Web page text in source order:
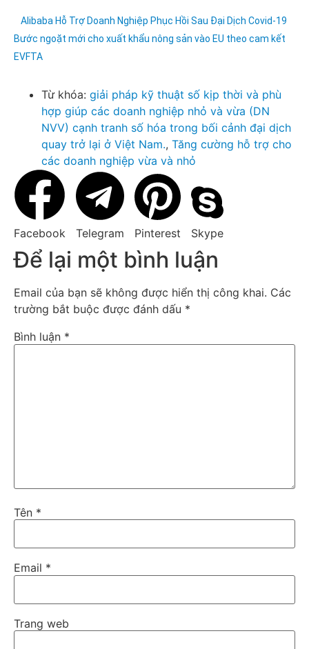
Alibaba Hỗ Trợ Doanh Nghiệp Phục Hồi Sau Đại Dịch Covid-19
Bước ngoặt mới cho xuất khẩu nông sản vào EU theo cam kết
EVFTA
Từ khóa: giải pháp kỹ thuật số kịp thời và phù
hợp giúp các doanh nghiệp nhỏ và vừa (DN
NVV) cạnh tranh số hóa trong bối cảnh đại dịch
quay trở lại ở Việt Nam., Tăng cường hỗ trợ cho
các doanh nghiệp vừa và nhỏ
Facebook Telegram Pinterest Skype
Để lại một bình luận
Email của bạn sẽ không được hiển thị công khai. Các
trường bắt buộc được đánh dấu *
Bình luận *
Tên *
Email *
Trang web